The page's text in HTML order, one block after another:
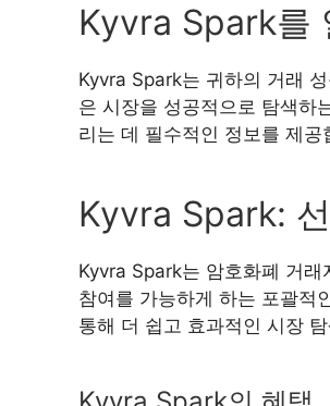
Kyvra Spark를
Kyvra Spark는 귀하의 거래
은 시장을 성공적으로 탐색하
리는 데 필수적인 정보를 제
Kyvra Spark:
Kyvra Spark는 암호화폐 거
참여를 가능하게 하는 포괄적
통해 더 쉽고 효과적인 시장